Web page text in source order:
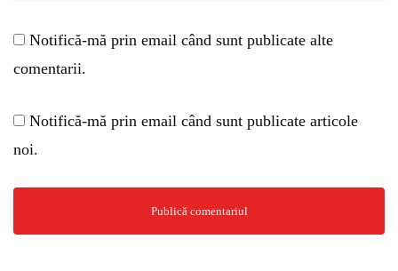
Notifică-mă prin email când sunt publicate alte
comentarii.
Notifică-mă prin email când sunt publicate articole
noi.